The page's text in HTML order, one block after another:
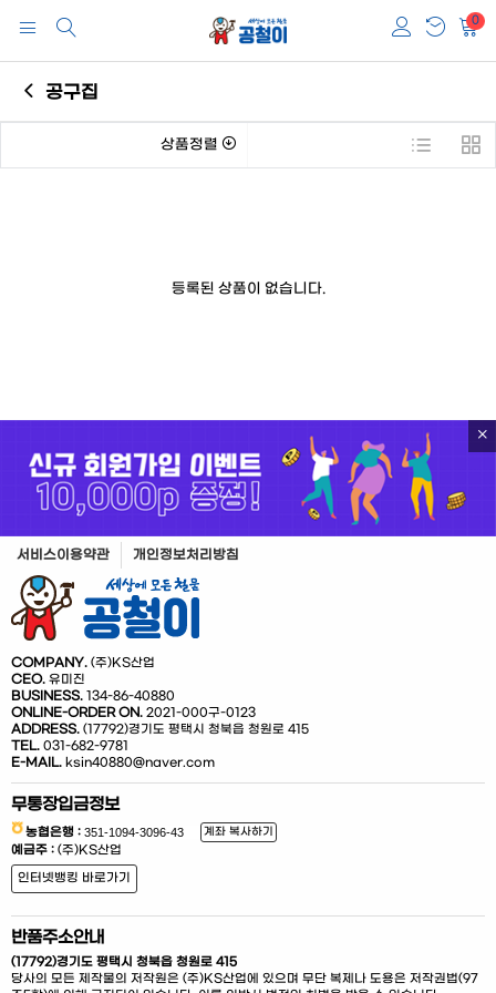
0
공구집
상품정렬
등록된 상품이 없습니다.
서비스이용약관 개인정보처리방침
COMPANY. (주)KS산업
CEO. 유미진
BUSINESS. 134-86-40880
ONLINE-ORDER ON. 2021-000구-0123
ADDRESS. (17792)경기도 평택시 청북읍 청원로 415
TEL. 031-682-9781
E-MAIL. ksin40880@naver.com
무통장입금정보
농협은행 : 계좌 복사하기
예금주 : (주)KS산업
인터넷뱅킹 바로가기
반품주소안내
(17792)경기도 평택시 청북읍 청원로 415
당사의 모든 제작물의 저작원은 (주)KS산업에 있으며 무단 복제나 도용은 저작권법(97